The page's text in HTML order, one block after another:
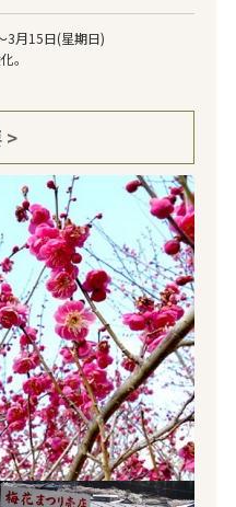
3月15日(星期日)
。
>